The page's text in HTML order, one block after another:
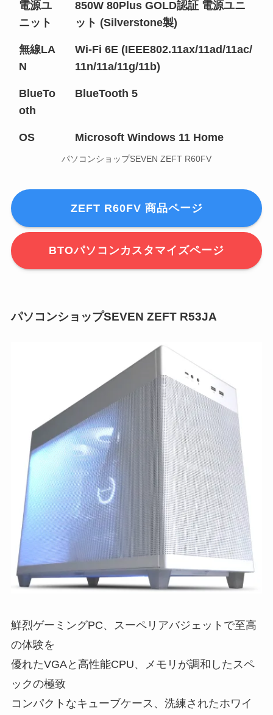
電源ユ
ニット
850W 80Plus GOLD認証 電源ユニ
ット (Silverstone製)
無線LA
N
Wi-Fi 6E (IEEE802.11ax/11ad/11ac/
11n/11a/11g/11b)
BlueTo
oth
BlueTooth 5
OS Microsoft Windows 11 Home
パソコンショップSEVEN ZEFT R60FV
ZEFT R60FV 商品ページ
BTOパソコンカスタマイズページ
パソコンショップSEVEN ZEFT R53JA
鮮烈ゲーミングPC、スーペリアバジェットで至高
の体験を
優れたVGAと高性能CPU、メモリが調和したスペ
ックの極致
コンパクトなキューブケース、洗練されたホワイ